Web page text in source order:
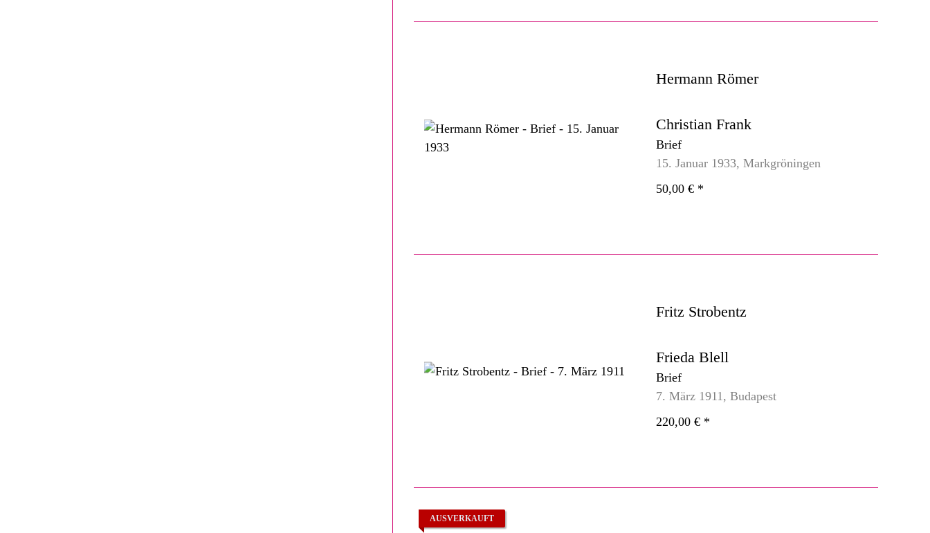
Hermann Römer
Christian Frank
Brief
15. Januar 1933, Markgröningen
50,00 € *
Fritz Strobentz
Frieda Blell
Brief
7. März 1911, Budapest
220,00 € *
AUSVERKAUFT